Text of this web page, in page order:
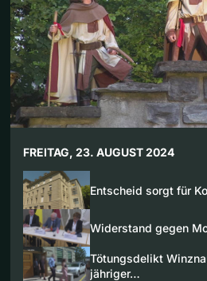
FREITAG, 23. AUGUST 2024
Entscheid sorgt für
Widerstand gegen
Tötungsdelikt
jähriger…